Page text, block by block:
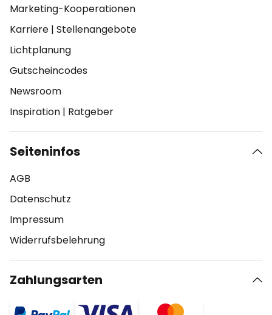
Marketing-Kooperationen
Karriere | Stellenangebote
Lichtplanung
Gutscheincodes
Newsroom
Inspiration | Ratgeber
Seiteninfos
AGB
Datenschutz
Impressum
Widerrufsbelehrung
Zahlungsarten